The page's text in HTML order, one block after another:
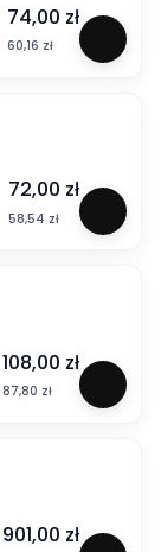
Cena
74,00 zł
Cena
60,16 zł
Cena
72,00 zł
Cena
58,54 zł
Cena
108,00 zł
Cena
87,80 zł
Cena
901,00 zł